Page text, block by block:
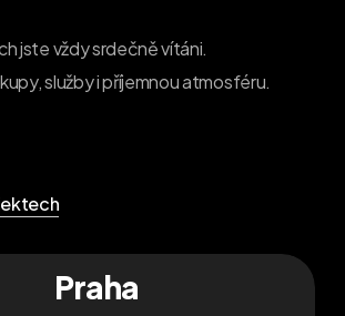
jste vždy srdečně vítáni.
služby i příjemnou atmosféru.
Praha